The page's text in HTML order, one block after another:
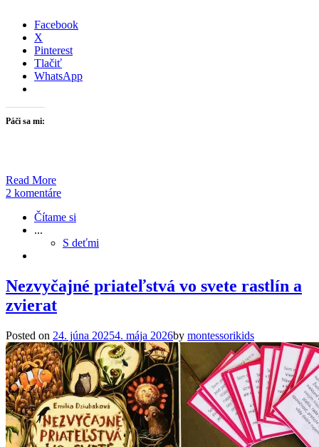
Facebook
X
Pinterest
Tlačiť
WhatsApp
Páči sa mi:
Read More
2 komentáre
Čítame si
...
S deťmi
Nezvyčajné priateľstvá vo svete rastlín a
zvierat
Posted on 24. júna 20254. mája 2026by montessorikids